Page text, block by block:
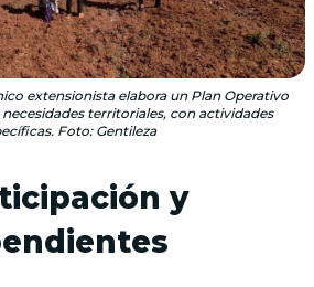
extensionista elabora un Plan Operativo
territoriales, con actividades
Foto: Gentileza
y